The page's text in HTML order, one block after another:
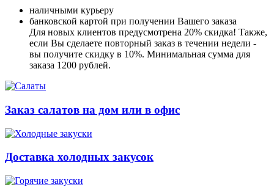
наличными курьеру
банковской картой при получении Вашего заказа
Для новых клиентов предусмотрена 20% скидка! Также,
если Вы сделаете повторный заказ в течении недели -
вы получите скидку в 10%. Минимальная сумма для
заказа 1200 рублей.
Заказ салатов на дом или в офис
Доставка холодных закусок